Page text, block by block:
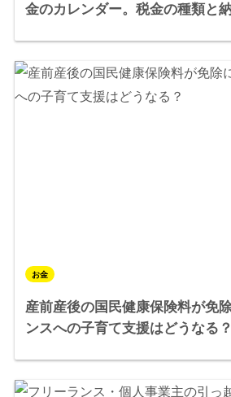
金のカレンダー。税金の種類と
お金
産前産後の国民健康保険料が免
ンスへの子育て支援はどうなる？